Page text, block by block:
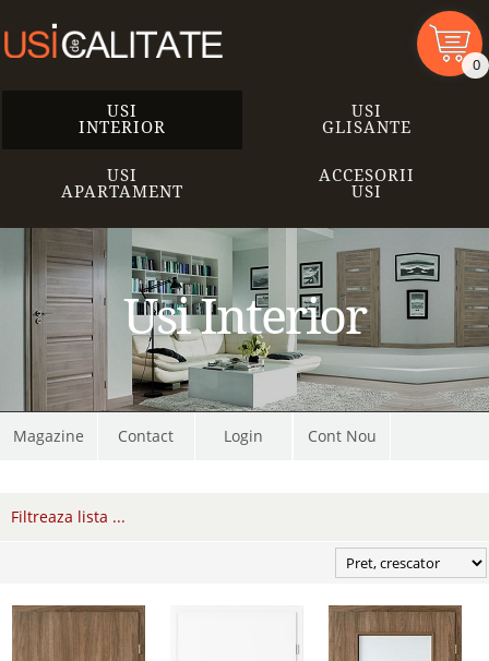
0
USI
INTERIOR
USI
GLISANTE
USI
APARTAMENT
ACCESORII
USI
Usi Interior
Magazine Contact Cont Nou
Filtreaza lista ...